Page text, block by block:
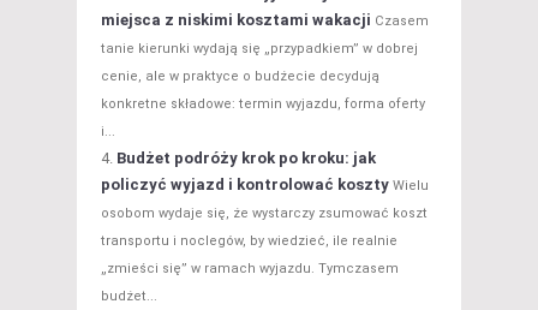
miejsca z niskimi kosztami wakacji Czasem
tanie kierunki wydają się „przypadkiem” w dobrej
cenie, ale w praktyce o budżecie decydują
konkretne składowe: termin wyjazdu, forma oferty
i...
Budżet podróży krok po kroku: jak
policzyć wyjazd i kontrolować koszty Wielu
osobom wydaje się, że wystarczy zsumować koszt
transportu i noclegów, by wiedzieć, ile realnie
„zmieści się” w ramach wyjazdu. Tymczasem
budżet...